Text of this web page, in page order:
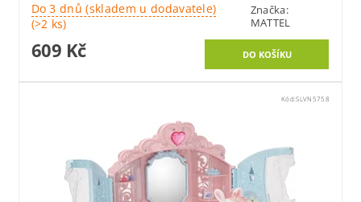
Do 3 dnů (skladem u dodavatele)
(>2 ks)
Značka:
MATTEL
609 Kč
Kód:SLVN5758